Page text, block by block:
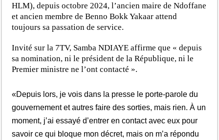
HLM), depuis octobre 2024, l’ancien maire de Ndoffane
et ancien membre de Benno Bokk Yakaar attend
toujours sa passation de service.
Invité sur la 7TV, Samba NDIAYE affirme que « depuis
sa nomination, ni le président de la République, ni le
Premier ministre ne l’ont contacté ».
«Depuis lors, je vois dans la presse le porte-parole du
gouvernement et autres faire des sorties, mais rien. À un
moment, j’ai essayé d’entrer en contact avec eux pour
savoir ce qui bloque mon décret, mais on m’a répondu